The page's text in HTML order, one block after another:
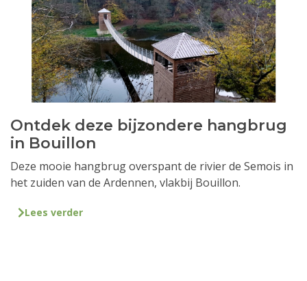
Ontdek deze bijzondere hangbrug
in Bouillon
Deze mooie hangbrug overspant de rivier de Semois in
het zuiden van de Ardennen, vlakbij Bouillon.
Lees verder